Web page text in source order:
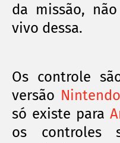
da missão,
vivo dessa.
Os controle
versão
só existe para
os controles